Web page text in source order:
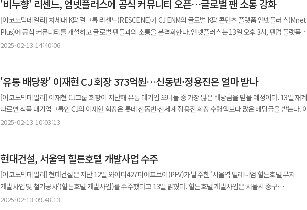
프로그램 콘셉트에서 차용해 첫 방송 강원도편의 콘셉트를 적용한 △단호박 스프 메밀면 △감자채전 △곤드레나물 △
감자옹심이도 포함된다. 메뉴 구성은 사업장에 따라 상이하다. CJ프레시웨이 관계자는 “IP 콜라보레이션 활동은 급식
서비스를 하나의 문화 경험으로 확장하고 색다른 미식 경험을 제공하는 데 의미가 있다”며 “차별화된 고객 경험을
기획하고자 콘텐츠 협업을 비롯해 새로운 시도를 계속해서 추진할 것”이라고 말했다.
'비누향' 리센느, 엠넷플러스에 공식 커뮤니티 오픈…글로벌 팬 소통 강화
[이코노믹데일리] 차세대 K팝 걸그룹 리센느(RESCENE)가 CJ ENM의 글로벌 K팝 콘텐츠 플랫폼 엠넷플러스(Mnet
Plus)에 공식 커뮤니티를 개설하고 글로벌 팬들과의 소통을 본격화한다. 엠넷플러스는 13일 오후 3시, 팬덤 플랫폼
‘플러스챗(Plus Chat)’을 통해 리센느의 공식 커뮤니티를 오픈했다고 밝혔다. ‘비누향’처럼 맑고 깨끗한 이미지로
리센느의 다양한 독점 콘텐츠를 제공하고 팬들 간 자유로운 소통을 지원하는 공간으로 구성될 예정이다. 특히
엠넷플러스는 커뮤니티 오픈을 기념하여 2월 27일까지 응원 댓글 이벤트도 진행한다. 참여 팬들에게는 추첨을 통해
소정의 선물이 제공될 예정이다. 리센느는 데뷔 이후 국내외 음악 시장에서 괄목할 만한 성과를 거두며 ‘차세대 청순
걸그룹’으로 자리매김하고 있다. 미국 빌보드가 선정한 ‘2024년 베스트 K팝 앨범’에 미니 1집 ‘씬드롬
(SCENEDROME)’이 이름을 올렸고 타이틀곡 ‘러브 어택(LOVE ATTACK)’은 미국 그래미닷컴의 ‘2024년을 뜨겁게
팬들의 뜨거운 반응을 얻고 있어 이번 엠넷플러스 공식 커뮤니티를 통해 팬들과 더욱 긴밀하게 소통하며 성장세를
이어갈 것으로 기대된다. 엠넷플러스의 ‘플러스챗’은 Mnet 방송 프로그램 스트리밍, 독점 콘텐츠, 투표 기능 등 다양한
인터랙티브 콘텐츠를 제공하는 엠넷플러스 플랫폼과 연동되는 팬 플랫폼이다. 엠넷플러스는 전 세계 K팝 팬들이 시간과
장소에 제약 없이 아티스트를 응원하고 소통하는 ‘디지털 놀이터’ 역할을 하며 글로벌 K팝 팬덤 문화 확산에 기여하고
있다.
2025-02-13 14:40:06
'유통 배당왕' 이재현 CJ 회장 373억원…신동빈·정용진은 얼마 받나
[이코노믹데일리] 이재현 CJ그룹 회장이 지난해 유통 대기업 오너들 중 가장 많은 배당금을 받을 예정이다. 13일 재계에
따르면 식품 대기업그룹인 CJ의 이재현 회장은 롯데 신동빈·신세계 정용진 회장 수령액보다 많은 배당금을 받는다. 이
회장은 지주사인 CJ 등 세 곳에서 372억8000만원을 배당금으로 받는다. 이는 2023년보다 약 3000만원 늘어난
4억3000만원을 받으며 CJ프레시웨이에서는 3000만원을 받는다. 유통 공룡 대표 오너인 신동빈 롯데 회장은 4개 상장
계열사에서 1년 전보다 다소 줄어든 285억원을 받는다. 신 회장은 롯데지주 165억2000여만원, 롯데쇼핑
109억9000여만원, 롯데웰푸드 6억원, 롯데칠성음료 3억6000여만원 등 모두 284억8000여만원의 배당금을 받는다.
신 회장의 작년 배당금은 전년보다 12.5% 줄어든 것이다. 신 회장은 2023년 결산에선 4개사에서 325억6000여만원을
받았으나 지난해 롯데지주가 주당 배당금을 300원 줄여 수령액이 줄었다. 롯데지주는 보통주식 주당 1200원과
2025-02-13 10:03:13
현대건설, 서울역 힐튼호텔 개발사업 수주
[이코노믹데일리] 현대건설은 지난 12일 와이디427피에프브이(PFV)가 발주한 '서울역 밀레니엄 힐튼호텔 부지
개발사업 및 철거공사'(힐튼호텔 개발사업)를 수주했다고 13일 밝혔다. 힐튼호텔 개발사업은 서울시 중구
남대문로5가에 위치한 힐튼호텔을 철거하고, 연면적 10만5619평 지하 10층~지상 39층 규모의 대규모 복합시설을
2025-02-13 09:48:13